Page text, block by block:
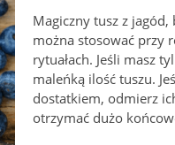
Magiczny tusz z
można stosować przy
rytuałach. Jeśli masz
maleńką ilość tuszu.
dostatkiem, odmierz
otrzymać dużo